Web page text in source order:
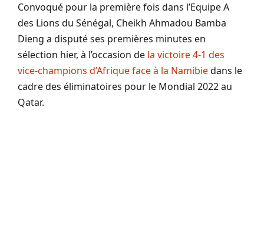
Convoqué pour la première fois dans l’Equipe A
des Lions du Sénégal, Cheikh Ahmadou Bamba
Dieng a disputé ses premières minutes en
sélection hier, à l’occasion de la victoire 4-1 des
vice-champions d’Afrique face à la Namibiedans le
cadre des éliminatoires pour le Mondial 2022 au
Qatar.